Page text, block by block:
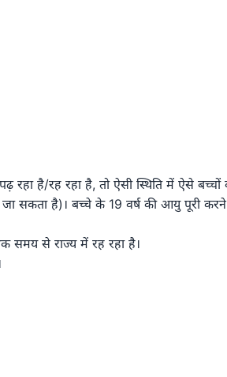
रहा है/रह रहा है, तो ऐसी स्थिति में ऐसे बच्चों
जा सकता है)। बच्चे के 19 वर्ष की आयु पूरी करने
समय से राज्य में रह रहा है।